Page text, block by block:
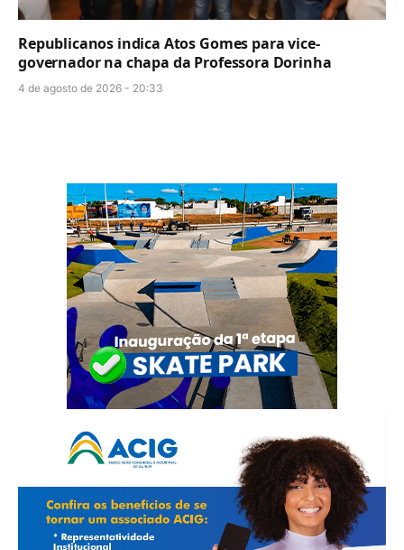
Republicanos indica Atos Gomes para vice-
governador na chapa da Professora Dorinha
4 de agosto de 2026 - 20:33